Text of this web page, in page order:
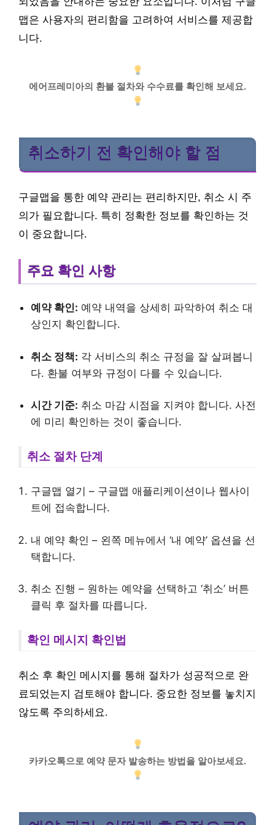
맵은 사용자의 편리함을 고려하여 서비스를 제공합
니다.
에어프레미아의 환불 절차와 수수료를 확인해 보세요.
취소하기 전 확인해야 할 점
구글맵을 통한 예약 관리는 편리하지만, 취소 시 주
의가 필요합니다. 특히 정확한 정보를 확인하는 것
이 중요합니다.
주요 확인 사항
예약 확인: 예약 내역을 상세히 파악하여 취소 대
상인지 확인합니다.
취소 정책: 각 서비스의 취소 규정을 잘 살펴봅니
다. 환불 여부와 규정이 다를 수 있습니다.
시간 기준: 취소 마감 시점을 지켜야 합니다. 사전
에 미리 확인하는 것이 좋습니다.
취소 절차 단계
구글맵 열기 – 구글맵 애플리케이션이나 웹사이
트에 접속합니다.
내 예약 확인 – 왼쪽 메뉴에서 ‘내 예약’ 옵션을 선
택합니다.
취소 진행 – 원하는 예약을 선택하고 ‘취소’ 버튼
클릭 후 절차를 따릅니다.
확인 메시지 확인법
취소 후 확인 메시지를 통해 절차가 성공적으로 완
료되었는지 검토해야 합니다. 중요한 정보를 놓치지
않도록 주의하세요.
카카오톡으로 예약 문자 발송하는 방법을 알아보세요.